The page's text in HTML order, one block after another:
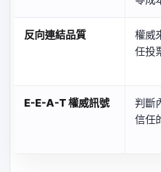
反向連結品質
權威
任投
E-E-A-T 權威訊號
判斷
信任